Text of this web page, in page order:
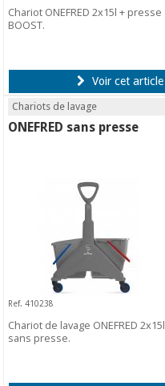
Chariot ONEFRED 2x15l + presse
BOOST.
Voir cet article
Chariots de lavage
ONEFRED sans presse
Ref. 410238
Chariot de lavage ONEFRED 2x15l
sans presse.